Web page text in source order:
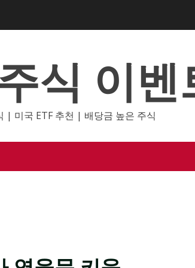
식 이벤
| 미국 ETF 추천 | 배당금 높은 주식